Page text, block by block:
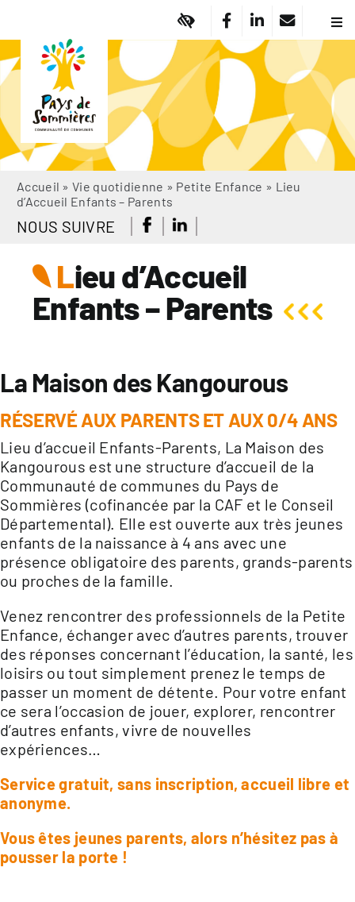
contenu
à
Accueil »Vie quotidienne » Petite Enfance » Lieu
d’Accueil Enfants – Parents
NOUS SUIVRE
Lieu d’Accueil
Enfants – Parents
La Maison des Kangourous
RÉSERVÉ AUX PARENTS ET AUX 0/4 ANS
Lieu d’accueil Enfants-Parents, La Maison des
Kangourous est une structure d’accueil de la
Communauté de communes du Pays de
Sommières (cofinancée par la CAF et le Conseil
Départemental). Elle est ouverte aux très jeunes
enfants de la naissance à 4 ans avec une
présence obligatoire des parents, grands-parents
ou proches de la famille.
Venez rencontrer des professionnels de la Petite
Enfance, échanger avec d’autres parents, trouver
des réponses concernant l’éducation, la santé, les
loisirs ou tout simplement prenez le temps de
passer un moment de détente. Pour votre enfant
ce sera l’occasion de jouer, explorer, rencontrer
d’autres enfants, vivre de nouvelles
expériences…
Service gratuit, sans inscription, accueil libre et
anonyme.
Vous êtes jeunes parents, alors n’hésitez pas à
pousser la porte !